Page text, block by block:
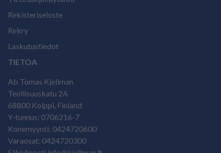
Rekisteriseloste
Rekry
Laskutustiedot
TIETOA
Ab Tomas Kjellman
Teollisuuskatu 2A
68800 Kolppi, Finland
Y-tunnus: 0706216-7
Konemyynti: 0424720600
Varaosat: 0424720300